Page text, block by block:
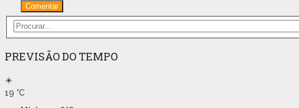
PREVISÃO DO TEMPO
☀️
19 °C